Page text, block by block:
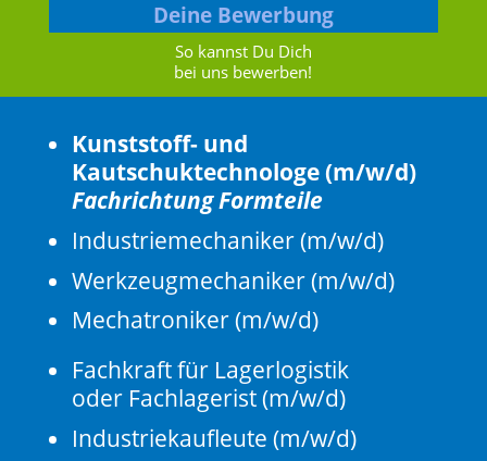
Deine Bewerbung
So kannst Du Dich
bei uns bewerben!
Kunststoff- und
Kautschuktechnologe (m/w/d)
Fachrichtung Formteile
Industriemechaniker (m/w/d)
Werkzeugmechaniker (m/w/d)
Mechatroniker (m/w/d)
Fachkraft für Lagerlogistik
oder Fachlagerist (m/w/d)
Industriekaufleute (m/w/d)